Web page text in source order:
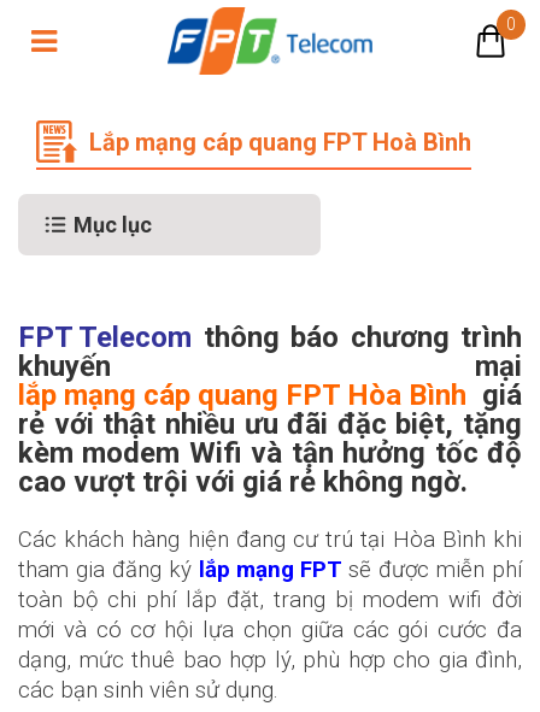
0
Lắp mạng cáp quang FPT Hoà Bình
Mục lục
FPT Telecom thông báo chương trình
khuyến mại
lắp mạng cáp quang FPT Hòa Bình giá
rẻ với thật nhiều ưu đãi đặc biệt, tặng
kèm modem Wifi và tận hưởng tốc độ
cao vượt trội với giá rẻ không ngờ.
Các khách hàng hiện đang cư trú tại Hòa Bình khi
tham gia đăng ký lắp mạng FPT sẽ được miễn phí
toàn bộ chi phí lắp đặt, trang bị modem wifi đời
mới và có cơ hội lựa chọn giữa các gói cước đa
dạng, mức thuê bao hợp lý, phù hợp cho gia đình,
các bạn sinh viên sử dụng.